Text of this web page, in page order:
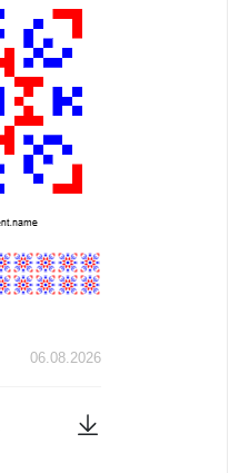
06.08.2026